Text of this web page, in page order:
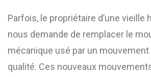
Parfois, le propriétaire d’une vieille
nous demande de remplacer le
mécanique usé par un mouvement
qualité. Ces nouveaux